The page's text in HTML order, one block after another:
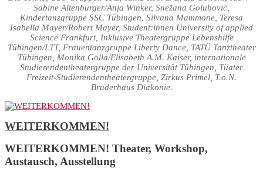
Sabine Altenburger/Anja Winker, Snežana Golubović,
Kindertanzgruppe SSC Tübingen, Silvana Mammone, Teresa
Isabella Mayer/Robert Mayer, Student:innen University of applied
Science Frankfurt, Inklusive Theatergruppe Lebenshilfe
Tübingen/LTT, Frauentanzgruppe Liberty Dance, TATÜ Tanztheater
Tübingen, Monika Golla/Elisabeth A.M. Kaiser, internationale
Studierendentheatergruppe der Universität Tübingen, Tüater
Freizeit-Studierendentheatergruppe, Zirkus Primel, T.o.N.
Bruderhaus Diakonie.
WEITERKOMMEN!
WEITERKOMMEN! Theater, Workshop,
Austausch, Ausstellung